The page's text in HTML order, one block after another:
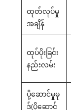
ထုတ်လုပ်မှု
အချိန်
ထုပ်ပိုးခြင်း
နည်းလမ်း
ပို့ဆောင်မှုမု
ဒ်(ပို့ဆောင်